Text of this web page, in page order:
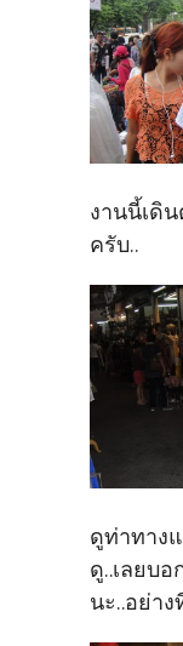
งานนี้เดิ
ครับ..
ดูท่าทาง
ดู..เลยบอ
นะ..อย่า